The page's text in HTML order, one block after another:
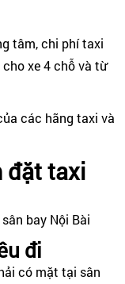
tâm, chi phí taxi
xe 4 chỗ và từ
các hãng taxi và
đặt taxi
bay Nội Bài
đi
có mặt tại sân